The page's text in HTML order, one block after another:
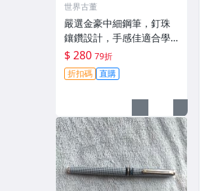
世界古董
嚴選金豪中細鋼筆，釘珠
鑲鑽設計，手感佳適合學
生寫作業 記筆記 金屬覆漆
材質 金豪 中細 鋪珠
$ 280 79折
折扣碼 直購